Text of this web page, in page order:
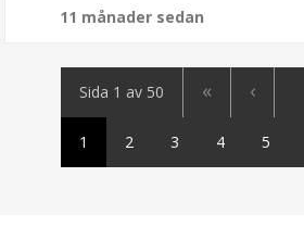
11 månader sedan
Sida 1 av 50 « ‹
1 2 3 4 5